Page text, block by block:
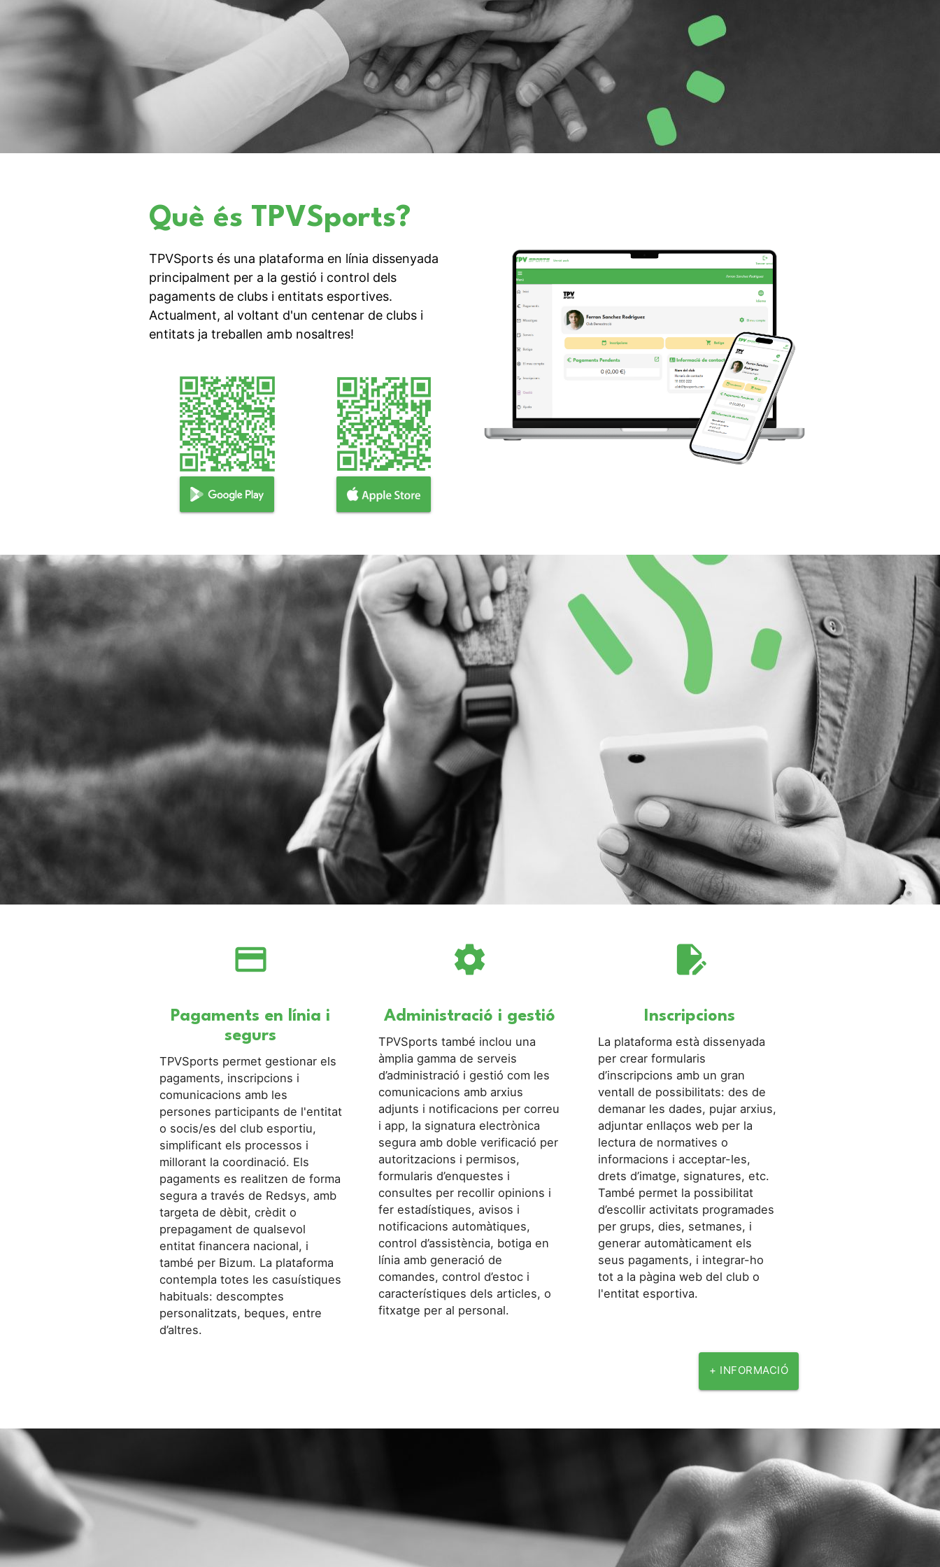
Què és TPVSports?
TPVSports és una plataforma en línia dissenyada
principalment per a la gestió i control dels
pagaments de clubs i entitats esportives.
Actualment, al voltant d'un centenar de clubs i
entitats ja treballen amb nosaltres!
credit_card
Pagaments en línia i
segurs
TPVSports permet gestionar els
pagaments, inscripcions i
comunicacions amb les
persones participants de l'entitat
o socis/es del club esportiu,
simplificant els processos i
millorant la coordinació. Els
pagaments es realitzen de forma
segura a través de Redsys, amb
targeta de dèbit, crèdit o
prepagament de qualsevol
entitat financera nacional, i
també per Bizum. La plataforma
contempla totes les casuístiques
habituals: descomptes
personalitzats, beques, entre
d’altres.
settings
Administració i gestió
TPVSports també inclou una
àmplia gamma de serveis
d’administració i gestió com les
comunicacions amb arxius
adjunts i notificacions per correu
i app, la signatura electrònica
segura amb doble verificació per
autoritzacions i permisos,
formularis d’enquestes i
consultes per recollir opinions i
fer estadístiques, avisos i
notificacions automàtiques,
control d’assistència, botiga en
línia amb generació de
comandes, control d’estoc i
característiques dels articles, o
fitxatge per al personal.
edit_document
Inscripcions
La plataforma està dissenyada
per crear formularis
d’inscripcions amb un gran
ventall de possibilitats: des de
demanar les dades, pujar arxius,
adjuntar enllaços web per la
lectura de normatives o
informacions i acceptar-les,
drets d’imatge, signatures, etc.
També permet la possibilitat
d’escollir activitats programades
per grups, dies, setmanes, i
generar automàticament els
seus pagaments, i integrar-ho
tot a la pàgina web del club o
l'entitat esportiva.
+ INFORMACIÓ